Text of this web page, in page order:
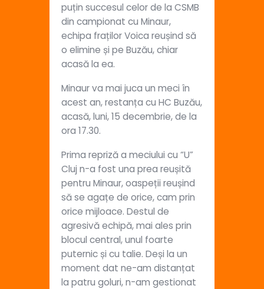
puțin succesul celor de la CSMB
din campionat cu Minaur,
echipa fraților Voica reușind să
o elimine și pe Buzău, chiar
acasă la ea.
Minaur va mai juca un meci în
acest an, restanța cu HC Buzău,
acasă, luni, 15 decembrie, de la
ora 17.30.
Prima repriză a meciului cu “U”
Cluj n-a fost una prea reușită
pentru Minaur, oaspeții reușind
să se agațe de orice, cam prin
orice mijloace. Destul de
agresivă echipă, mai ales prin
blocul central, unul foarte
puternic și cu talie. Deși la un
moment dat ne-am distanțat
la patru goluri, n-am gestionat